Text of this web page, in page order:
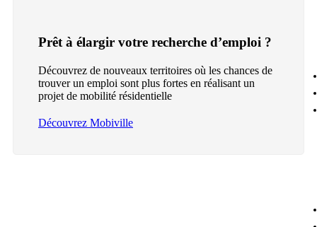
Prêt à élargir votre recherche d’emploi ?
Découvrez de nouveaux territoires où les chances de
trouver un emploi sont plus fortes en réalisant un
projet de mobilité résidentielle
Découvrez Mobiville